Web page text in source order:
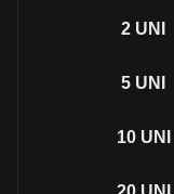
2 UNI
5 UNI
10 UNI